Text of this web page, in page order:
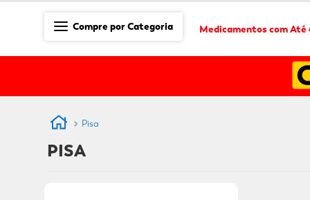
Compre por Categoria
Mãe e Filho
Higiene & Beleza
Medicamentos com Até
Pisa
PISA